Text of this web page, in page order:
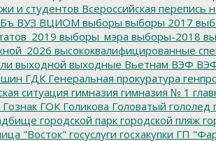
и студентов Всероссийская перепись
ВУЗ ВЦИОМ выборы выборы 2017
выборы_мэра выборы-2018
высококвалифицированные
выходной выходные Вьетнам ВЭФ
ГДК Генеральная прокуратура
ситуация гимназия гимназия № 1
Гознак ГОК Голикова Головатый гололед
городской парк городской пляж
"Восток" госуслуги госхакупки ГП